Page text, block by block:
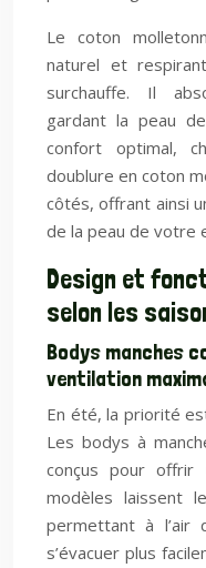
Le coton
naturel et
surchauffe. Il
gardant la peau
confort optimal,
doublure en coton
côtés, offrant ainsi
de la peau de votre
Design et
selon les
Bodys manches
ventilation
En été, la priorité
Les bodys à
conçus pour offrir
modèles laissent
permettant à l’air
s’évacuer plus